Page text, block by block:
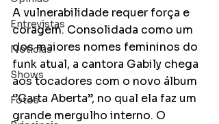
Entrevistas
Notícias
Shows
Fotos
A vulnerabilidade requer força e
coragem. Consolidada como um
dos maiores nomes femininos do
funk atual, a cantora Gabily chega
aos tocadores com o novo álbum
‘’Carta Aberta’’, no qual ela faz um
grande mergulho interno. O